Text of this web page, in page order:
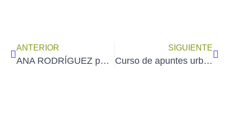
ANTERIOR
ANA RODRÍGUEZ participa en la «Exposición Mundart Madrid´25» del Ateneo de Madrid (inauguración el martes 20 de mayo)
SIGUIENTE
Curso de apuntes urbanos rápidos de acuarela: «Madrid al Natural 2025», impartido por JAVIER DEL VALLE (23 al 27 de junio)